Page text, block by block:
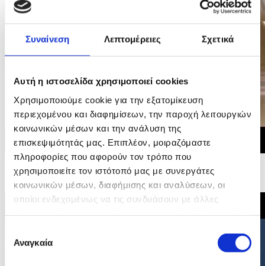
Συναίνεση Λεπτομέρειες Σχετικά
Αυτή η ιστοσελίδα χρησιμοποιεί cookies
Χρησιμοποιούμε cookie για την εξατομίκευση
περιεχομένου και διαφημίσεων, την παροχή λειτουργιών
κοινωνικών μέσων και την ανάλυση της
επισκεψιμότητάς μας. Επιπλέον, μοιραζόμαστε
πληροφορίες που αφορούν τον τρόπο που
χρησιμοποιείτε τον ιστότοπό μας με συνεργάτες
κοινωνικών μέσων, διαφήμισης και αναλύσεων, οι
οποίοι ενδεχομένως να τις συνδυάσουν με άλλες
των υπηρεσιών τους.
συγκατάθεσης
Αναγκαία
29/06/2026 20:35
Δήλωση του Υπουργού Εσωτερικών για την υιοθέτηση
Συμπερασμάτων Συμβουλίου για τη Στέγαση